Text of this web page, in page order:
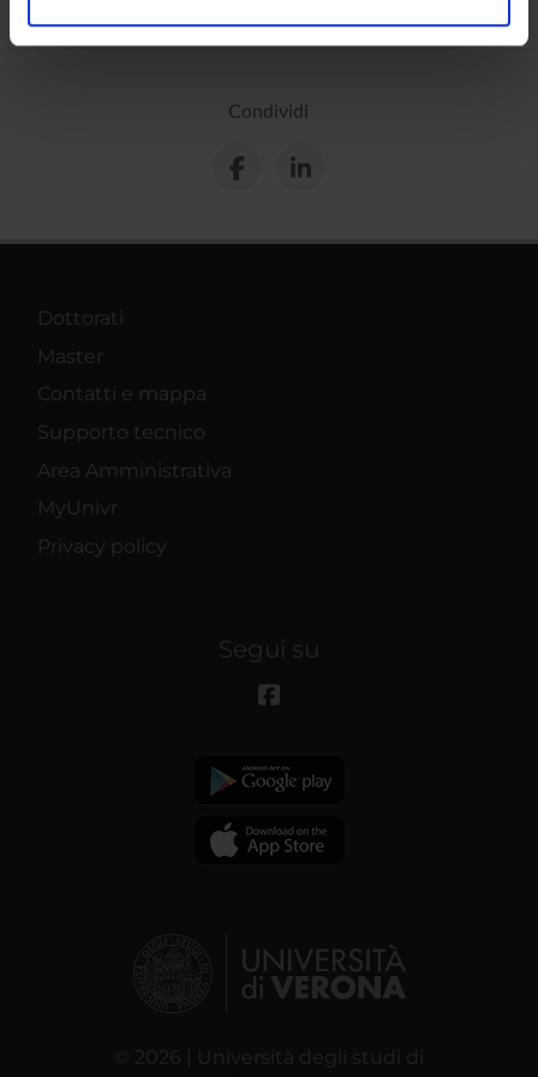
analizzare il nostro traffico. Condividiamo inoltre
pubblicità e social media, i quali potrebbero combinarle
raccolto dal tuo utilizzo dei loro servizi.
Condividi
Dottorati
Master
Contatti e mappa
Supporto tecnico
Area Amministrativa
MyUnivr
Privacy policy
Segui su
© 2026 | Università degli studi di